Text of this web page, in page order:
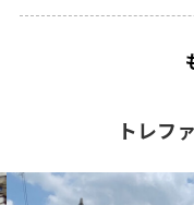
2021(199)
トレフ